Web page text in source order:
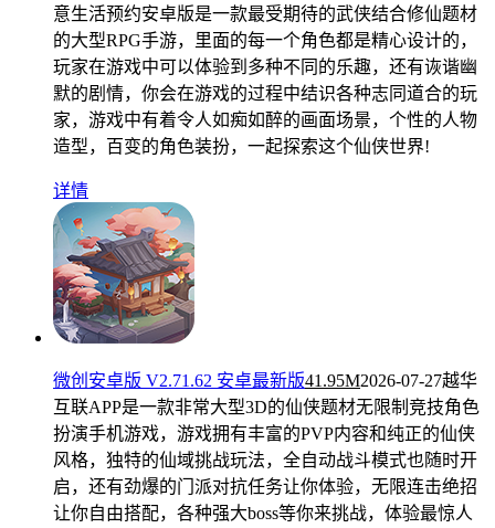
意生活预约安卓版是一款最受期待的武侠结合修仙题材
的大型RPG手游，里面的每一个角色都是精心设计的，
玩家在游戏中可以体验到多种不同的乐趣，还有诙谐幽
默的剧情，你会在游戏的过程中结识各种志同道合的玩
家，游戏中有着令人如痴如醉的画面场景，个性的人物
造型，百变的角色装扮，一起探索这个仙侠世界!
详情
微创安卓版 V2.71.62 安卓最新版41.95M2026-07-27越华
互联APP是一款非常大型3D的仙侠题材无限制竞技角色
扮演手机游戏，游戏拥有丰富的PVP内容和纯正的仙侠
风格，独特的仙域挑战玩法，全自动战斗模式也随时开
启，还有劲爆的门派对抗任务让你体验，无限连击绝招
让你自由搭配，各种强大boss等你来挑战，体验最惊人